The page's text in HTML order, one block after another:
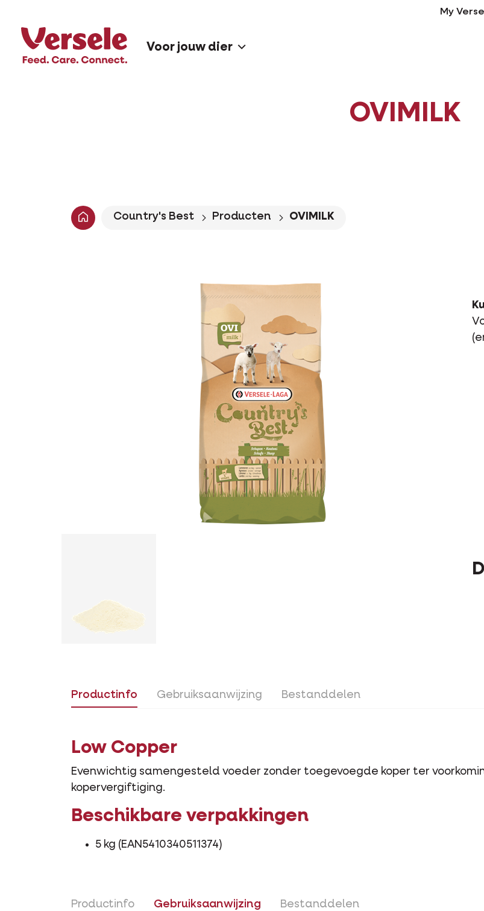
My
Voor jouw dier
OVIMILK
Country's Best Producten OVIMILK
Productinfo Gebruiksaanwijzing Bestanddelen
Low Copper
Evenwichtig samengesteld voeder zonder toegevoegde koper ter
kopervergiftiging.
Beschikbare verpakkingen
5 kg (EAN5410340511374)
Productinfo Gebruiksaanwijzing Bestanddelen